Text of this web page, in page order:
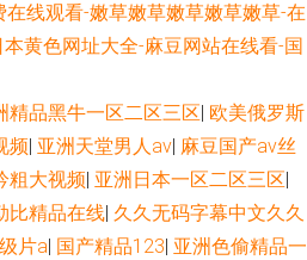
线观看-嫩草嫩草嫩草嫩草嫩草-在
黄色网址大全-麻豆网站在线看-国
精品黑牛一区二区三区| 欧美俄罗斯
频| 亚洲天堂男人av| 麻豆国产av丝
粗大视频| 亚洲日本一区二区三区|
比精品在线| 久久无码字幕中文久久
片a| 国产精品123| 亚洲色偷精品一